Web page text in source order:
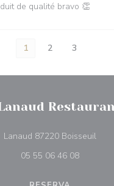
de qualité bravo 👏
1 2 3
Lanaud 87220 Boisseuil
05 55 06 46 08